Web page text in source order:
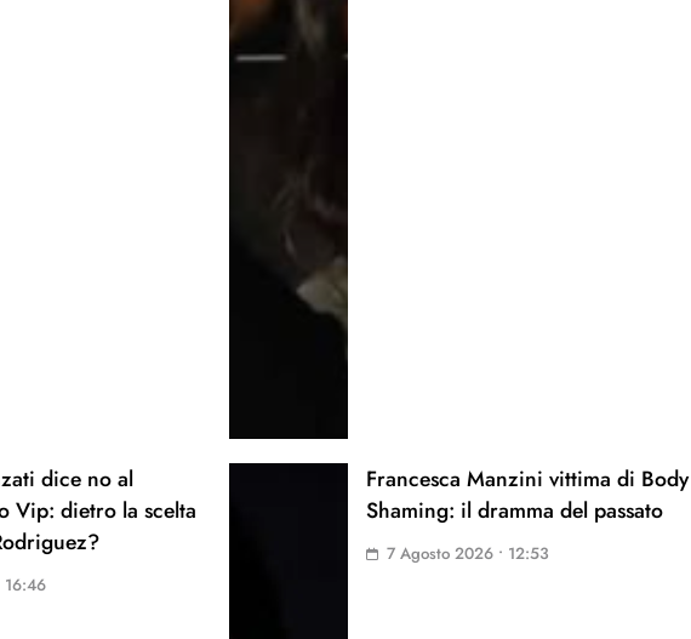
dice no al
Vip: dietro la scelta
16:46
Francesca Manzini vittima di Body
Shaming: il dramma del passato
7 Agosto 2026 • 12:53